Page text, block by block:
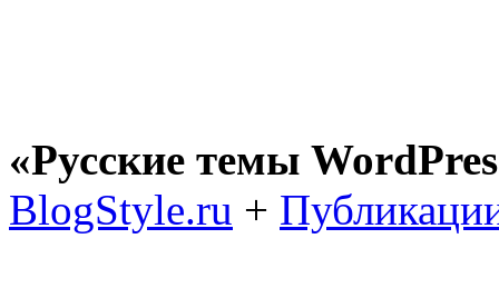
«Русские темы
BlogStyle.ru +